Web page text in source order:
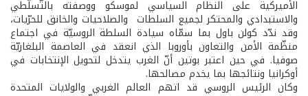
الأميركية على النظام السياسي لموسكو ووصفته بالتّسلّطي
والاستبدادي والمحتكر لجميع السلطات والصلاحيات والخانق للحرّيات،
وقد ندّد كولن باول بما سمّاه سيادة السلطة الروسيّة في اجتماع
منظّمة الأمن والتعاون بأوروبا الذي انعقد في العاصمة البلغاريّة
صوفيا. في حين اعتبر بوتين أنّ الغرب يتدخل لتحويل الإنتخابات في
أوكرانيا ونتائجها بما يخدم مصالحها.
وكان الرئيس الروسي قد اتهم العالم الغربي والولايات المتحدة